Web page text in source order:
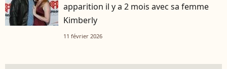
apparition il y a 2 mois avec sa femme
Kimberly
11 février 2026